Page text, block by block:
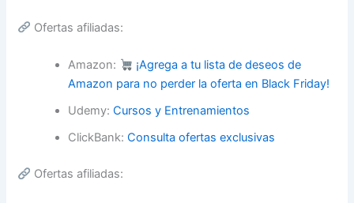
Ofertas afiliadas:
Amazon:
¡Agrega a tu lista de deseos de
Amazon para no perder la oferta en Black Friday!
Udemy:Cursos y Entrenamientos
ClickBank:Consulta ofertas exclusivas
Ofertas afiliadas: